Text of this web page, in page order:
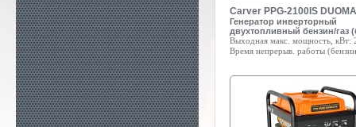
Carver PPG-2100IS
Генератор инверторный
двухтопливный бензин/газ
Выходная макс. мощность, кВт:
Время непрерыв. работы